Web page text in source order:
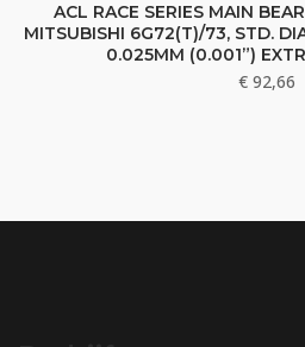
ACL RACE SERIES MAIN
MITSUBISHI 6G72(T)/73, STD.
0.025MM (0.001”)
€ 92,66